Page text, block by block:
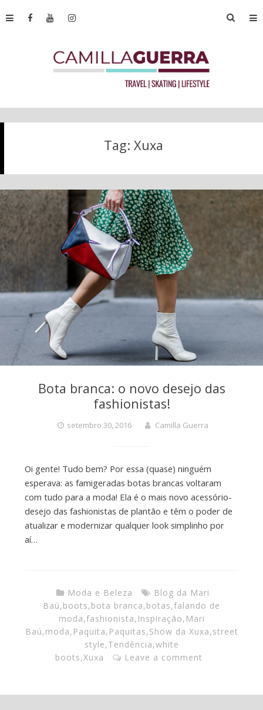
Tag: Xuxa
Bota branca: o novo desejo das
fashionistas!
setembro 30, 2016 Camilla Guerra
Oi gente! Tudo bem? Por essa (quase) ninguém
esperava: as famigeradas botas brancas voltaram
com tudo para a moda! Ela é o mais novo acessório-
desejo das fashionistas de plantão e têm o poder de
atualizar e modernizar qualquer look simplinho por
aí…
Moda e Beleza
Blog da Mari
Baú,boots,bota branca,botas,falando de
moda,fashionista, Inspiração, Mari
Baú,moda, Paquita, Paquitas,Show da Xuxa,street
style,Tendência,white
boots,Xuxa Leave a comment